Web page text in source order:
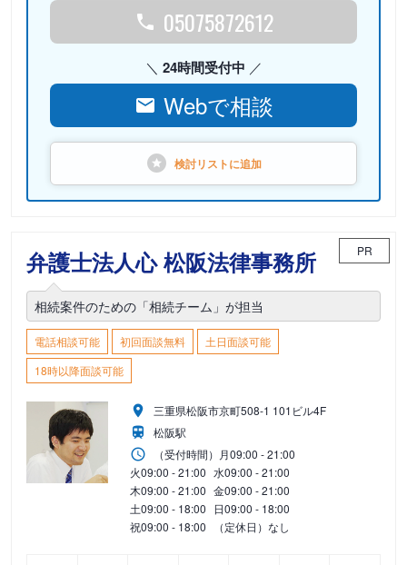
05075872612
24時間受付中
Webで相談
検討リストに追加
弁護士法人心 松阪法律事務所 PR
相続案件のための「相続チーム」が担当
電話相談可能 初回面談無料
土日面談可能
18時以降面談可能
三重県松阪市京町508-1 101ビル4F
松阪駅
（受付時間） 月09:00 - 21:00
火09:00 - 21:00 水09:00 - 21:00
木09:00 - 21:00 金09:00 - 21:00
土09:00 - 18:00 日09:00 - 18:00
祝09:00 - 18:00 （定休日）なし